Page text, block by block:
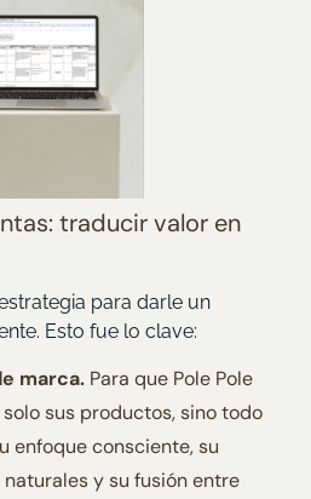
traducir valor en
para darle un
Esto fue lo clave:
marca. Para que Pole Pole
sus productos, sino todo
enfoque consciente, su
y su fusión entre